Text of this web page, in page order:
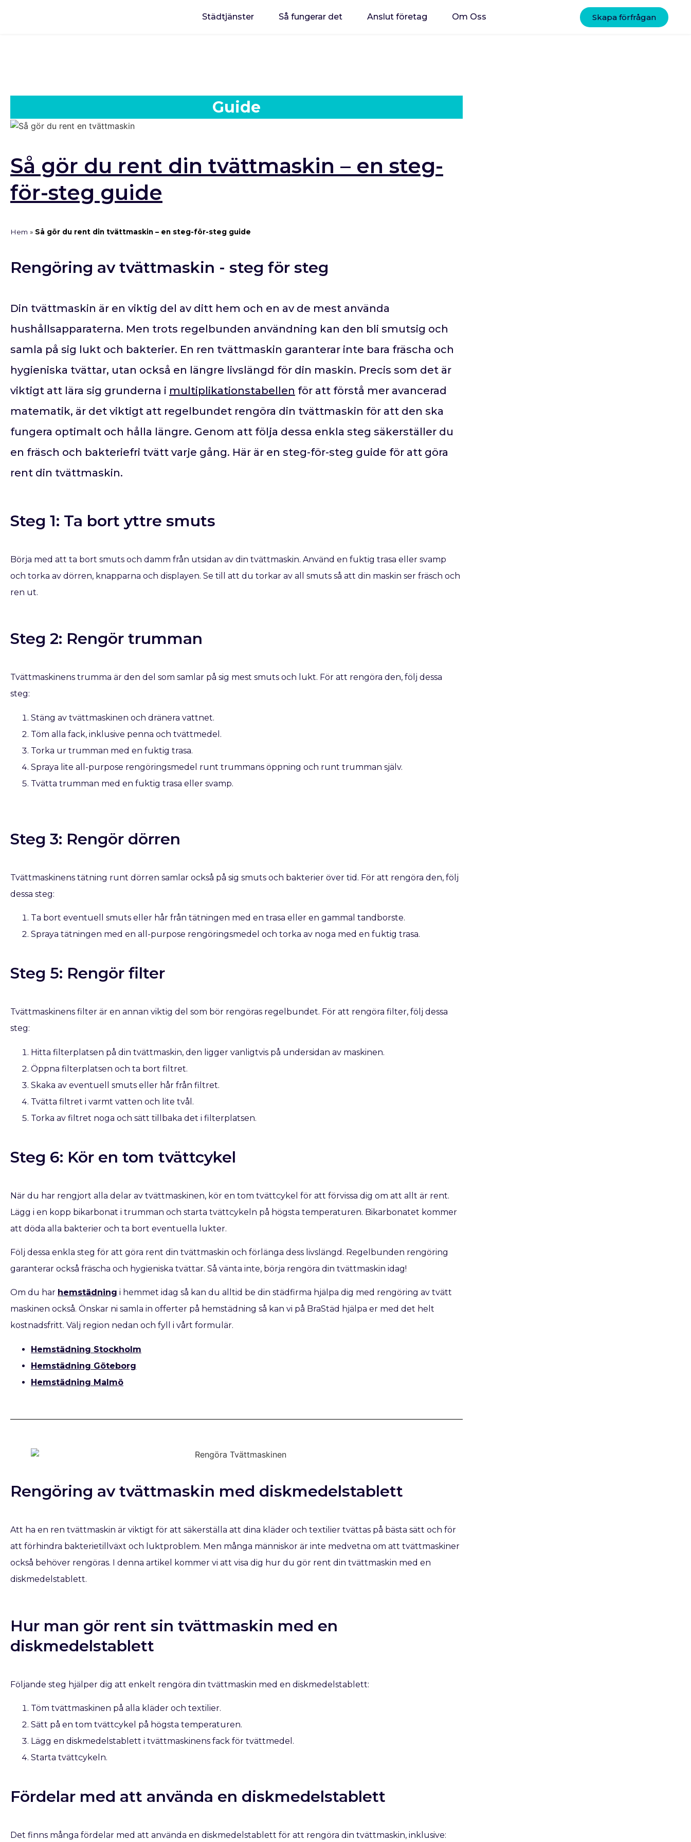
Städtjänster Så fungerar det Anslut företag Om Oss Skapa förfrågan
Guide
Så gör du rent din tvättmaskin – en steg-
för-steg guide
Hem » Så gör du rent din tvättmaskin – en steg-för-steg guide
Rengöring av tvättmaskin - steg för steg
Din tvättmaskin är en viktig del av ditt hem och en av de mest använda
hushållsapparaterna. Men trots regelbunden användning kan den bli smutsig och
samla på sig lukt och bakterier. En ren tvättmaskin garanterar inte bara fräscha och
hygieniska tvättar, utan också en längre livslängd för din maskin. Precis som det är
viktigt att lära sig grunderna i multiplikationstabellen för att förstå mer avancerad
matematik, är det viktigt att regelbundet rengöra din tvättmaskin för att den ska
fungera optimalt och hålla längre. Genom att följa dessa enkla steg säkerställer du
en fräsch och bakteriefri tvätt varje gång. Här är en steg-för-steg guide för att göra
rent din tvättmaskin.
Steg 1: Ta bort yttre smuts
Börja med att ta bort smuts och damm från utsidan av din tvättmaskin. Använd en fuktig trasa eller svamp
och torka av dörren, knapparna och displayen. Se till att du torkar av all smuts så att din maskin ser fräsch och
ren ut.
Steg 2: Rengör trumman
Tvättmaskinens trumma är den del som samlar på sig mest smuts och lukt. För att rengöra den, följ dessa
steg:
Stäng av tvättmaskinen och dränera vattnet.
Töm alla fack, inklusive penna och tvättmedel.
Torka ur trumman med en fuktig trasa.
Spraya lite all-purpose rengöringsmedel runt trummans öppning och runt trumman själv.
Tvätta trumman med en fuktig trasa eller svamp.
Steg 3: Rengör dörren
Tvättmaskinens tätning runt dörren samlar också på sig smuts och bakterier över tid. För att rengöra den, följ
dessa steg:
Ta bort eventuell smuts eller hår från tätningen med en trasa eller en gammal tandborste.
Spraya tätningen med en all-purpose rengöringsmedel och torka av noga med en fuktig trasa.
Steg 5: Rengör filter
Tvättmaskinens filter är en annan viktig del som bör rengöras regelbundet. För att rengöra filter, följ dessa
steg:
Hitta filterplatsen på din tvättmaskin, den ligger vanligtvis på undersidan av maskinen.
Öppna filterplatsen och ta bort filtret.
Skaka av eventuell smuts eller hår från filtret.
Tvätta filtret i varmt vatten och lite tvål.
Torka av filtret noga och sätt tillbaka det i filterplatsen.
Steg 6: Kör en tom tvättcykel
När du har rengjort alla delar av tvättmaskinen, kör en tom tvättcykel för att förvissa dig om att allt är rent.
Lägg i en kopp bikarbonat i trumman och starta tvättcykeln på högsta temperaturen. Bikarbonatet kommer
att döda alla bakterier och ta bort eventuella lukter.
Följ dessa enkla steg för att göra rent din tvättmaskin och förlänga dess livslängd. Regelbunden rengöring
garanterar också fräscha och hygieniska tvättar. Så vänta inte, börja rengöra din tvättmaskin idag!
Om du har hemstädning i hemmet idag så kan du alltid be din städfirma hjälpa dig med rengöring av tvätt
maskinen också. Önskar ni samla in offerter på hemstädning så kan vi på BraStäd hjälpa er med det helt
kostnadsfritt. Välj region nedan och fyll i vårt formulär.
Hemstädning Stockholm
Hemstädning Göteborg
Hemstädning Malmö
Rengöring av tvättmaskin med diskmedelstablett
Att ha en ren tvättmaskin är viktigt för att säkerställa att dina kläder och textilier tvättas på bästa sätt och för
att förhindra bakterietillväxt och luktproblem. Men många människor är inte medvetna om att tvättmaskiner
också behöver rengöras. I denna artikel kommer vi att visa dig hur du gör rent din tvättmaskin med en
diskmedelstablett.
Hur man gör rent sin tvättmaskin med en
diskmedelstablett
Följande steg hjälper dig att enkelt rengöra din tvättmaskin med en diskmedelstablett:
Töm tvättmaskinen på alla kläder och textilier.
Sätt på en tom tvättcykel på högsta temperaturen.
Lägg en diskmedelstablett i tvättmaskinens fack för tvättmedel.
Starta tvättcykeln.
Fördelar med att använda en diskmedelstablett
Det finns många fördelar med att använda en diskmedelstablett för att rengöra din tvättmaskin, inklusive: